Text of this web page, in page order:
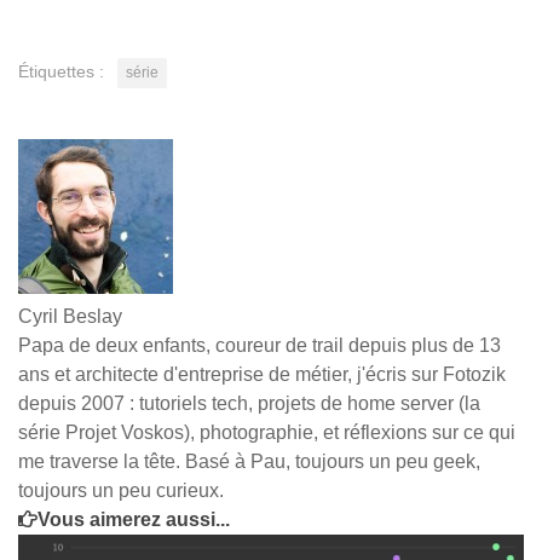
Étiquettes : série
Cyril Beslay
Papa de deux enfants, coureur de trail depuis plus de 13
ans et architecte d'entreprise de métier, j'écris sur Fotozik
depuis 2007 : tutoriels tech, projets de home server (la
série Projet Voskos), photographie, et réflexions sur ce qui
me traverse la tête. Basé à Pau, toujours un peu geek,
toujours un peu curieux.
Vous aimerez aussi...